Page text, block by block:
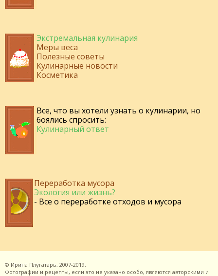
Экстремальная кулинария
Меры веса
Полезные советы
Кулинарные новости
Косметика
Все, что вы хотели узнать о кулинарии, но
боялись спросить:
Кулинарный ответ
Переработка мусора
Экология или жизнь?
- Все о переработке отходов и мусора
© Ирина Плугатарь, 2007-2019.
Фотографии и рецепты, если это не указано особо, являются авторскими и